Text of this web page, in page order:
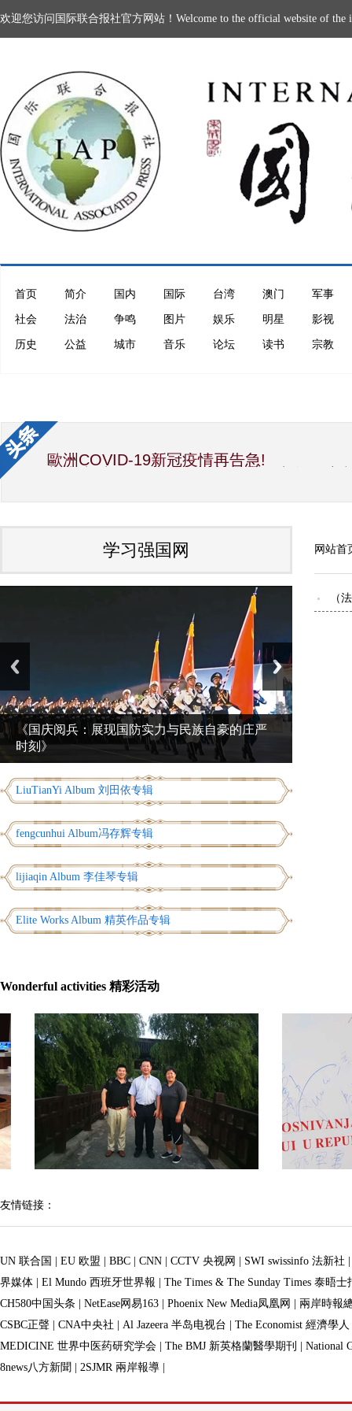
欢迎您访问国际联合报社官方网站！Welcome to the official website of the
首页 简介 国内 国际 台湾 澳门 军事
社会 法治 争鸣 图片 娱乐 明星 影视
历史 公益 城市 音乐 论坛 读书 宗教
歐洲COVID-19新冠疫情再告急!
国宝素食厨神洪银龙与吴慧莲理事长大力推
因受疫情影响，彭阳月子鸡蛋滞销，给企
夏精准扶贫项目，也是彭阳特产。疫情之
中共中央政治局常务委员会召开会议 研究
习近平向全国各族人民致以美好的新春祝福
国家主席习近平发表二〇二〇年新年贺词
中国会变成一个大强国而又使人可亲（光
学习强国网
《国庆阅兵：展现国防实力与民族自豪的庄严
时刻》
LiuTianYi Album 刘田依专辑
fengcunhui Album冯存辉专辑
lijiaqin Album 李佳琴专辑
Elite Works Album 精英作品专辑
网站首
（
Wonderful activities 精彩活动
友情链接：
UN 联合国 EU 欧盟 BBC CNN CCTV 央视网 SWI swissinfo 法新社
界媒体
El Mundo 西班牙世界報
The Times & The Sunday Times 泰晤士
CH580中国头条
NetEase网易163 Phoenix New Media凤凰网
兩岸時報
CSBC正聲
CNA中央社 Al Jazeera 半岛电视台 The Economist 經濟學人
MEDICINE 世界中医药研究学会
The BMJ 新英格蘭醫學期刊
National
8news八方新聞
2SJMR 兩岸報導